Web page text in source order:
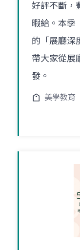
好評不斷，
暇給。本季
的「展廳深
帶大家從展
發。
美學教育